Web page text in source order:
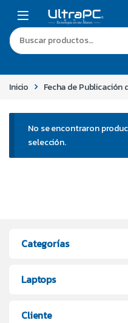
Inicio Fecha de Publicación
No se encontraron
selección.
Categorías
Laptops
Cliente